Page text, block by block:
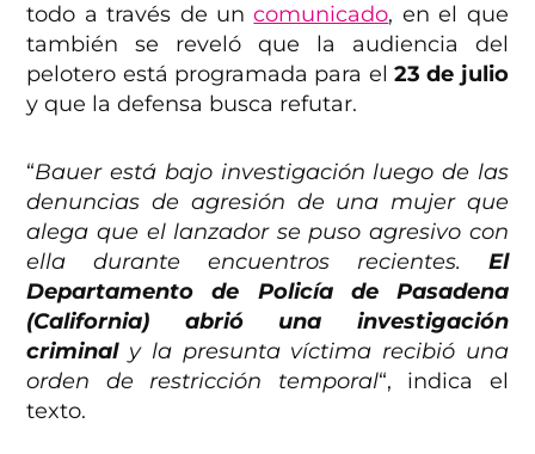
todo a través de uncomunicado, en el que
también se reveló que la audiencia del
pelotero está programada para el 23 de julio
y que la defensa busca refutar.
“Bauer está bajo investigación luego de las
denuncias de agresión de una mujer que
alega que el lanzador se puso agresivo con
ella durante encuentros recientes. El
Departamento de Policía de Pasadena
(California) abrió una investigación
criminaly la presunta víctima recibió una
orden de restricción temporal“, indica el
texto.